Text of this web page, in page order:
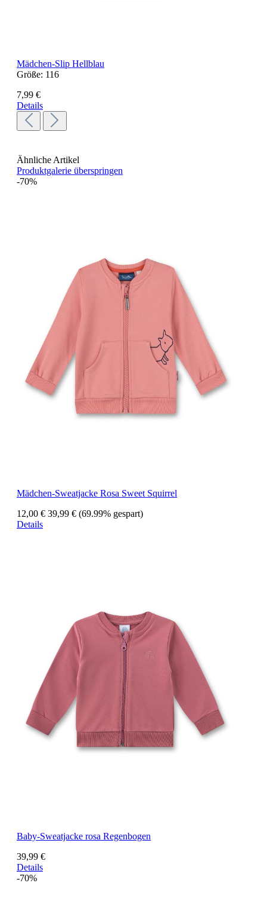
Mädchen-Slip Hellblau
Größe: 116
7,99 €
Details
Ähnliche Artikel
Produktgalerie überspringen
-70%
Mädchen-Sweatjacke Rosa Sweet Squirrel
12,00 € 39,99 € (69.99% gespart)
Details
Baby-Sweatjacke rosa Regenbogen
39,99 €
Details
-70%